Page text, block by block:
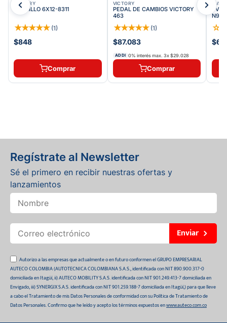
VICTORY
TORNILLO 6X12-8311
★★★★★ (1)
$848
Comprar
VICTORY
PEDAL DE CAMBIOS VICTORY
463
★★★★★ (1)
$87.083
ADDI 0% interés max. 3x$29.028
Comprar
TVS
TVS
☆
Regístrate al Newsletter
Sé el primero en recibir nuestras ofertas y
lanzamientos
Enviar
Autorizo a las empresas que actualmente o en futuro conformen el GRUPO EMPRESARIAL
AUTECO COLOMBIA (AUTOTECNICA COLOMBIANA S.A.S., identificada con NIT 890.900.317-0
domiciliada en Itagüí, ii) AUTECO MOBILITY S.A.S. identificada con NIT 901.249.413-7 domiciliada en
Envigado, iii) SYNERGIX S.A.S. identificada con NIT 901.259.188-7 domiciliada en Itagüí,) para que lleve
a cabo el Tratamiento de mis Datos Personales de conformidad con su Política de Tratamiento de
Datos Personales. Confirmo que he leído y acepto los términos expuestos enwww.auteco.com.co